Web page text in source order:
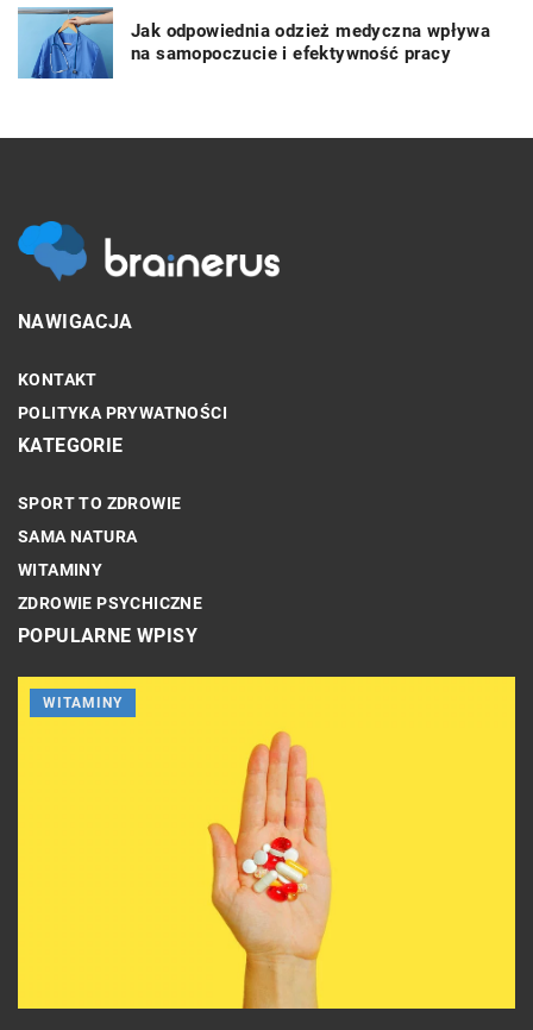
Jak odpowiednia odzież medyczna wpływa
na samopoczucie i efektywność pracy
NAWIGACJA
KONTAKT
POLITYKA PRYWATNOŚCI
KATEGORIE
SPORT TO ZDROWIE
SAMA NATURA
WITAMINY
ZDROWIE PSYCHICZNE
POPULARNE WPISY
WITAMINY